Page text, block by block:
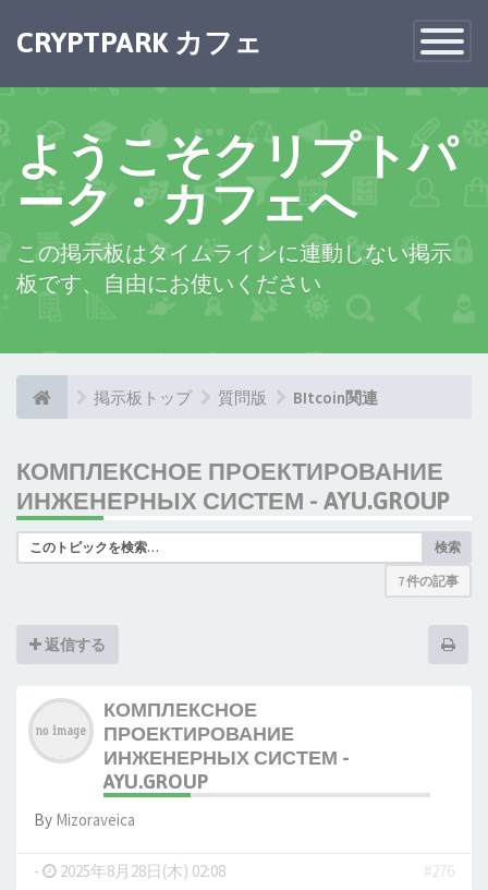
Toggle
CRYPTPARK カフェ
ようこそクリプトパ
ーク・カフェへ
この掲示板はタイムラインに連動しない掲示
板です、自由にお使いください
掲示板トップ 質問版 BItcoin関連
КОМПЛЕКСНОЕ ПРОЕКТИРОВАНИЕ
ИНЖЕНЕРНЫХ СИСТЕМ - AYU.GROUP
検索
7 件の記事
返信する
КОМПЛЕКСНОЕ
ПРОЕКТИРОВАНИЕ
ИНЖЕНЕРНЫХ СИСТЕМ -
AYU.GROUP
By Mizoraveica
- 2025年8月28日(木) 02:08
#276